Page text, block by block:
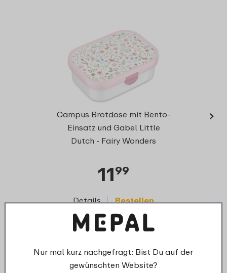
Campus Brotdose mit Bento-
Einsatz und Gabel Little
Dutch - Fairy Wonders
1199
Details Bestellen
›
Ersatzteile für dieses Produkt
Nur mal kurz nachgefragt: Bist Du auf der
gewünschten Website?